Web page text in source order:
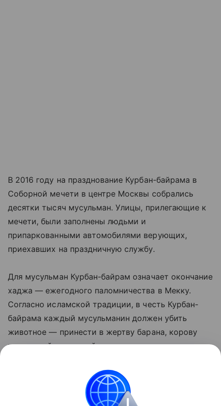
В 2016 году на празднование Курбан-байрама в
Соборной мечети в центре Москвы собрались
десятки тысяч мусульман. Улицы, прилегающие к
мечети, были заполнены людьми и
припаркованными автомобилями верующих,
приехавших на праздничную службу. ​
Для мусульман Курбан-байрам означает окончание
хаджа — ежегодного паломничества в Мекку.
Согласно исламской традиции, в честь Курбан-
байрама каждый мусульманин должен убить
животное — принести в жертву барана, корову
или другой домашний скот.
Как подготовить ребенка к школе: